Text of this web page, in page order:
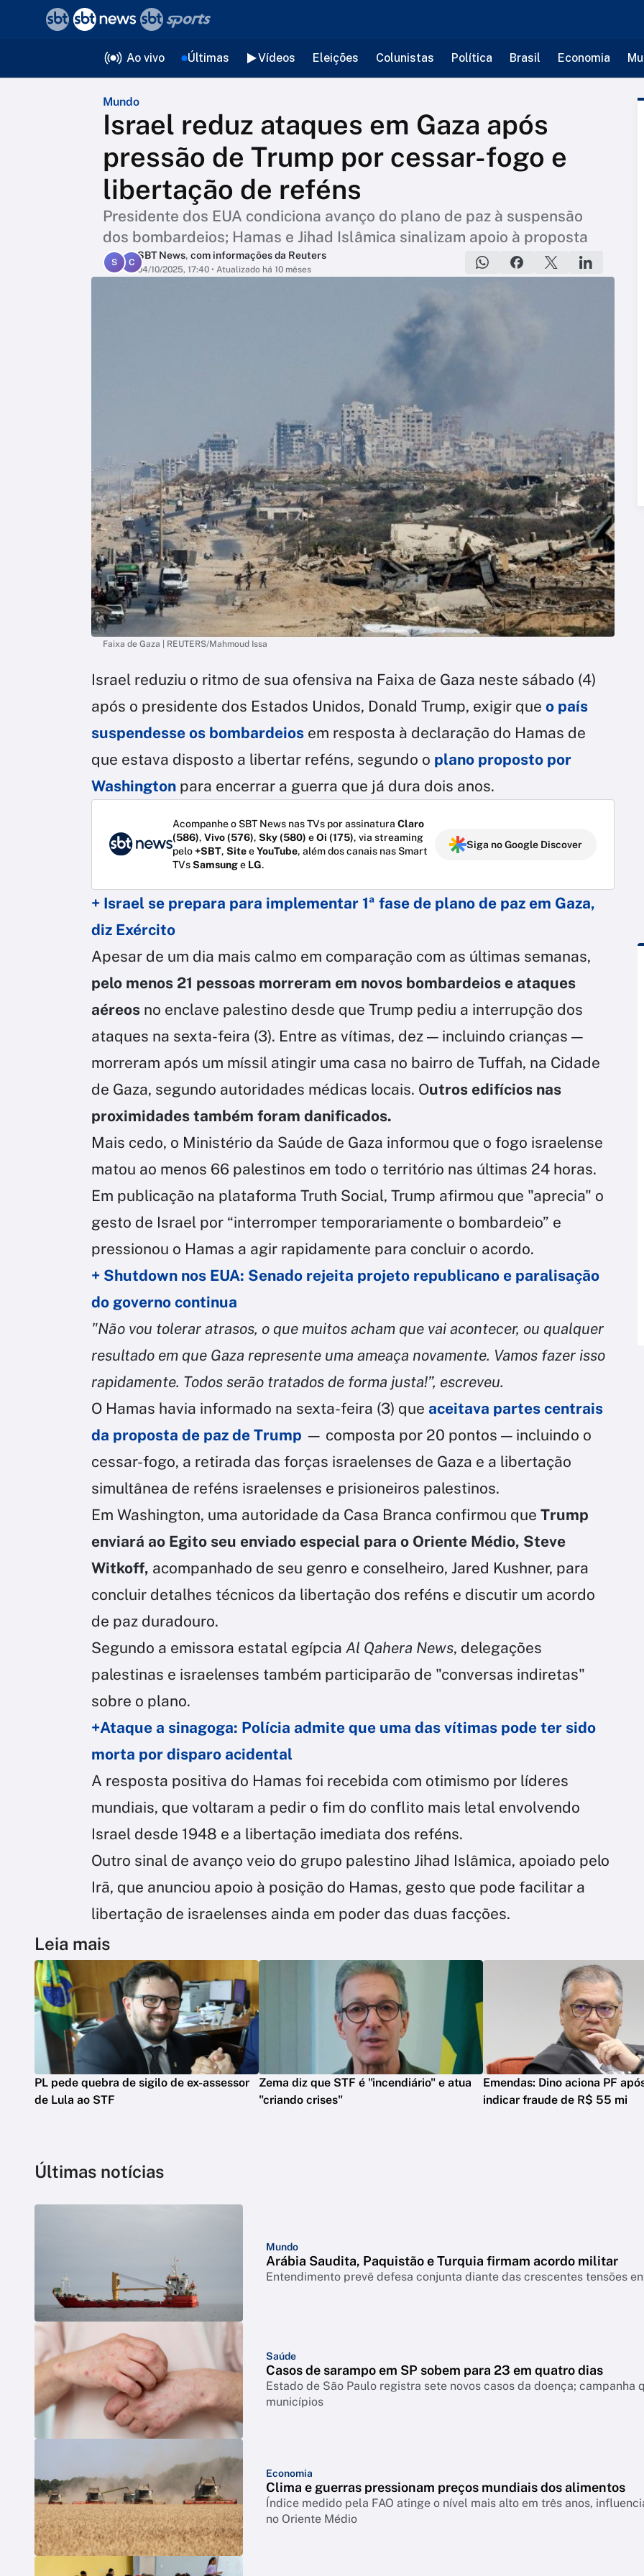
Ao vivo Últimas Vídeos Eleições Colunistas Política Brasil Economia
Mundo
Israel reduz ataques em Gaza após
pressão de Trump por cessar-fogo e
libertação de reféns
Presidente dos EUA condiciona avanço do plano de paz à suspensão
dos bombardeios; Hamas e Jihad Islâmica sinalizam apoio à proposta
S C
SBT News, com informações da Reuters
04/10/2025, 17:40 • Atualizado há 10 mêses
Faixa de Gaza | REUTERS/Mahmoud Issa
Israel reduziu o ritmo de sua ofensiva na Faixa de Gaza neste sábado (4)
após o presidente dos Estados Unidos, Donald Trump, exigir que o país
suspendesse os bombardeios em resposta à declaração do Hamas de
que estava disposto a libertar reféns, segundo o plano proposto por
Washington para encerrar a guerra que já dura dois anos.
Acompanhe o SBT News nas TVs por assinatura Claro
(586), Vivo (576), Sky (580) eOi (175), via streaming
pelo+SBT, SiteeYouTube, além dos canais nas Smart
TVsSamsunge LG.
Siga no Google Discover
+ Israel se prepara para implementar 1ª fase de plano de paz em Gaza,
diz Exército
Apesar de um dia mais calmo em comparação com as últimas semanas,
pelo menos 21 pessoas morreram em novos bombardeios e ataques
aéreos no enclave palestino desde que Trump pediu a interrupção dos
ataques na sexta-feira (3). Entre as vítimas, dez — incluindo crianças —
morreram após um míssil atingir uma casa no bairro de Tuffah, na Cidade
de Gaza, segundo autoridades médicas locais. Outros edifícios nas
proximidades também foram danificados.
Mais cedo, o Ministério da Saúde de Gaza informou que o fogo israelense
matou ao menos 66 palestinos em todo o território nas últimas 24 horas.
Em publicação na plataforma Truth Social, Trump afirmou que "aprecia" o
gesto de Israel por “interromper temporariamente o bombardeio” e
pressionou o Hamas a agir rapidamente para concluir o acordo.
+ Shutdown nos EUA: Senado rejeita projeto republicano e paralisação
do governo continua
"Não vou tolerar atrasos, o que muitos acham que vai acontecer, ou qualquer
resultado em que Gaza represente uma ameaça novamente. Vamos fazer isso
rapidamente. Todos serão tratados de forma justa!”, escreveu.
O Hamas havia informado na sexta-feira (3) que aceitava partes centrais
da proposta de paz de Trump — composta por 20 pontos — incluindo o
cessar-fogo, a retirada das forças israelenses de Gaza e a libertação
simultânea de reféns israelenses e prisioneiros palestinos.
Em Washington, uma autoridade da Casa Branca confirmou que Trump
enviará ao Egito seu enviado especial para o Oriente Médio, Steve
Witkoff, acompanhado de seu genro e conselheiro, Jared Kushner, para
concluir detalhes técnicos da libertação dos reféns e discutir um acordo
de paz duradouro.
Segundo a emissora estatal egípcia Al Qahera News, delegações
palestinas e israelenses também participarão de "conversas indiretas"
sobre o plano.
+Ataque a sinagoga: Polícia admite que uma das vítimas pode ter sido
morta por disparo acidental
A resposta positiva do Hamas foi recebida com otimismo por líderes
mundiais, que voltaram a pedir o fim do conflito mais letal envolvendo
Israel desde 1948 e a libertação imediata dos reféns.
Outro sinal de avanço veio do grupo palestino Jihad Islâmica, apoiado pelo
Irã, que anunciou apoio à posição do Hamas, gesto que pode facilitar a
libertação de israelenses ainda em poder das duas facções.
Leia mais
PL pede quebra de sigilo de ex-assessor
de Lula ao STF
Zema diz que STF é "incendiário" e atua
"criando crises"
Emendas: Dino aciona PF
indicar fraude de R$ 55 mi
Últimas notícias
Mundo
Arábia Saudita, Paquistão e Turquia firmam acordo militar
Entendimento prevê defesa conjunta diante das crescentes tensões
Saúde
Casos de sarampo em SP sobem para 23 em quatro dias
Estado de São Paulo registra sete novos casos da doença;
municípios
Economia
Clima e guerras pressionam preços mundiais dos alimentos
Índice medido pela FAO atinge o nível mais alto em três anos,
no Oriente Médio
voltar
Editorias